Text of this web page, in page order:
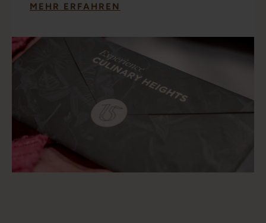
MEHR ERFAHREN